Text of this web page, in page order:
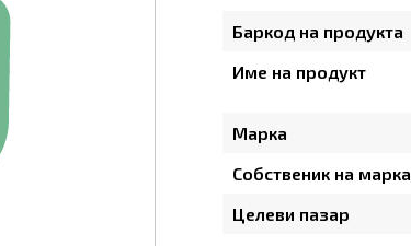
Баркод на продукта
Име на продукт
Марка
Собственик на марка
Целеви пазар